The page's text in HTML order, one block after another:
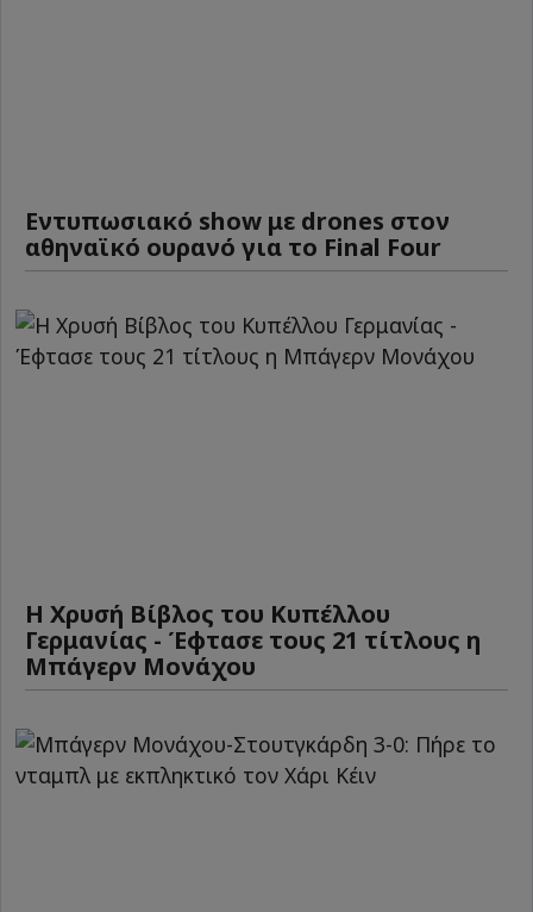
Εντυπωσιακό show με drones στον
αθηναϊκό ουρανό για το Final Four
Η Χρυσή Βίβλος του Κυπέλλου
Γερμανίας - Έφτασε τους 21 τίτλους η
Μπάγερν Μονάχου